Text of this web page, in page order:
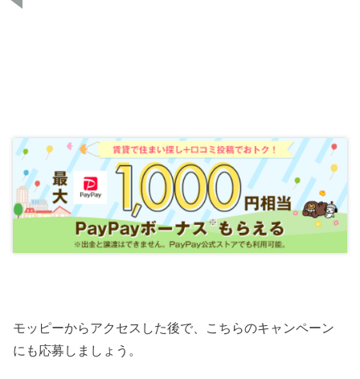
モッピーからアクセスした後で、こちらのキャンペーン
にも応募しましょう。